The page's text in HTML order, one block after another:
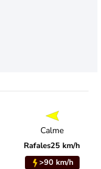
Calme
Rafales25 km/h
>90 km/h